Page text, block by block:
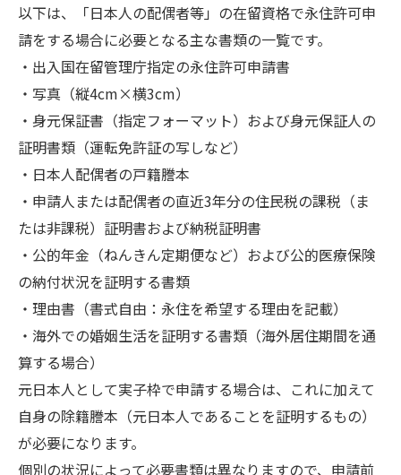
以下は、「日本人の配偶者等」の在留資格で永住許可申
請をする場合に必要となる主な書類の一覧です。
・出入国在留管理庁指定の永住許可申請書
・写真（縦4cm×横3cm）
・身元保証書（指定フォーマット）および身元保証人の
証明書類（運転免許証の写しなど）
・日本人配偶者の戸籍謄本
・申請人または配偶者の直近3年分の住民税の課税（ま
たは非課税）証明書および納税証明書
・公的年金（ねんきん定期便など）および公的医療保険
の納付状況を証明する書類
・理由書（書式自由：永住を希望する理由を記載）
・海外での婚姻生活を証明する書類（海外居住期間を通
算する場合）
元日本人として実子枠で申請する場合は、これに加えて
自身の除籍謄本（元日本人であることを証明するもの）
が必要になります。
個別の状況によって必要書類は異なりますので、申請前